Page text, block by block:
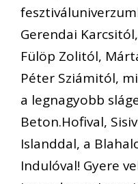
Gerendai
Fülöp Zolitól,
Péter Sziámitól,
a legnagyobb
Beton.Hofival,
Islanddal, a
Indulóval! Gyere